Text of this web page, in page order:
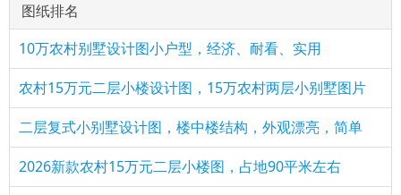
图纸排名
10万农村别墅设计图小户型，经济、耐看、实用
农村15万元二层小楼设计图，15万农村两层小别墅图片
二层复式小别墅设计图，楼中楼结构，外观漂亮，简单
2026新款农村15万元二层小楼图，占地90平米左右